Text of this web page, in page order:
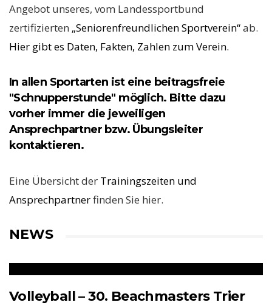
Angebot unseres, vom Landessportbund
zertifizierten „Seniorenfreundlichen Sportverein“ab.
Hier gibt es Daten, Fakten, Zahlen zum Verein.
In allen Sportarten ist eine beitragsfreie
"Schnupperstunde" möglich. Bitte dazu
vorher immer die jeweiligen
Ansprechpartner bzw. Übungsleiter
kontaktieren.
Eine Übersicht der Trainingszeiten und
Ansprechpartnerfinden Sie hier.
NEWS
Volleyball – 30. Beachmasters Trier